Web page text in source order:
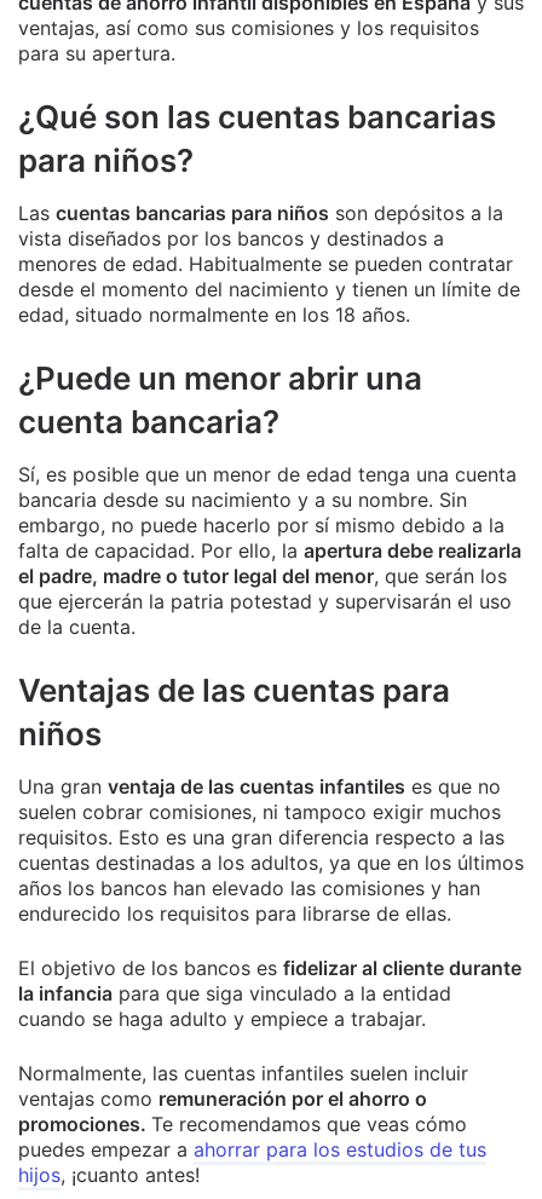
ventajas, así como sus comisiones y los requisitos
para su apertura.
¿Qué son las cuentas bancarias
para niños?
Las cuentas bancarias para niños son depósitos a la
vista diseñados por los bancos y destinados a
menores de edad. Habitualmente se pueden contratar
desde el momento del nacimiento y tienen un límite de
edad, situado normalmente en los 18 años.
¿Puede un menor abrir una
cuenta bancaria?
Sí, es posible que un menor de edad tenga una cuenta
bancaria desde su nacimiento y a su nombre. Sin
embargo, no puede hacerlo por sí mismo debido a la
falta de capacidad. Por ello, la apertura debe realizarla
el padre, madre o tutor legal del menor, que serán los
que ejercerán la patria potestad y supervisarán el uso
de la cuenta.
Ventajas de las cuentas para
niños
Una gran ventaja de las cuentas infantiles es que no
suelen cobrar comisiones, ni tampoco exigir muchos
requisitos. Esto es una gran diferencia respecto a las
cuentas destinadas a los adultos, ya que en los últimos
años los bancos han elevado las comisiones y han
endurecido los requisitos para librarse de ellas.
El objetivo de los bancos es fidelizar al cliente durante
la infancia para que siga vinculado a la entidad
cuando se haga adulto y empiece a trabajar.
Normalmente, las cuentas infantiles suelen incluir
ventajas como remuneración por el ahorro o
promociones. Te recomendamos que veas cómo
puedes empezar a ahorrar para los estudios de tus
hijos, ¡cuanto antes!